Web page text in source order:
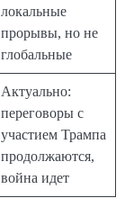
локальные
прорывы, но не
глобальные
Актуально:
переговоры с
участием Трампа
продолжаются,
война идет